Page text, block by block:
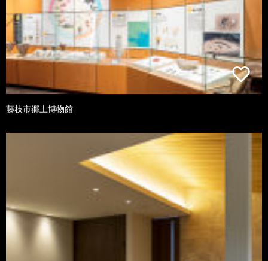
藤枝市郷土博物館